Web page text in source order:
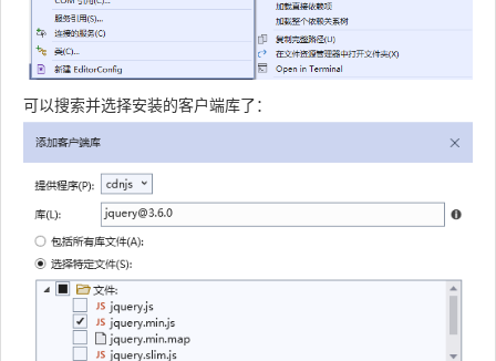
可以搜索并选择安装的客户端库了：